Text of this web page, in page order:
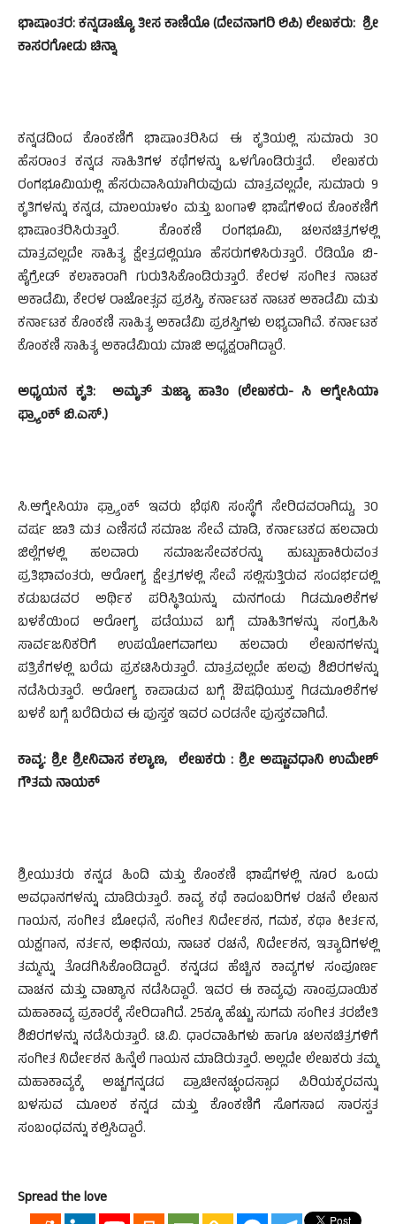
ಭಾಷಾಂತರ: ಕನ್ನಡಾಚ್ಯೊ ತೀಸ ಕಾಣಿಯೊ (ದೇವನಾಗರಿ ಲಿಪಿ) ಲೇಖಕರು: ಶ್ರೀ
ಕಾಸರಗೋಡು ಚಿನ್ನಾ
ಕನ್ನಡದಿಂದ ಕೊಂಕಣಿಗೆ ಭಾಷಾಂತರಿಸಿದ ಈ ಕೃತಿಯಲ್ಲಿ ಸುಮಾರು 30
ಹೆಸರಾಂತ ಕನ್ನಡ ಸಾಹಿತಿಗಳ ಕಥೆಗಳನ್ನು ಒಳಗೊಂಡಿರುತ್ತದೆ. ಲೇಖಕರು
ರಂಗಭೂಮಿಯಲ್ಲಿ ಹೆಸರುವಾಸಿಯಾಗಿರುವುದು ಮಾತ್ರವಲ್ಲದೇ, ಸುಮಾರು 9
ಕೃತಿಗಳನ್ನು ಕನ್ನಡ, ಮಾಲಯಾಳಂ ಮತ್ತು ಬಂಗಾಳಿ ಭಾಷೆಗಳಿಂದ ಕೊಂಕಣಿಗೆ
ಭಾಷಾಂತರಿಸಿರುತ್ತಾರೆ. ಕೊಂಕಣಿ ರಂಗಭೂಮಿ, ಚಲನಚಿತ್ರಗಳಲ್ಲಿ
ಮಾತ್ರವಲ್ಲದೇ ಸಾಹಿತ್ಯ ಕ್ಷೇತ್ರದಲ್ಲಿಯೂ ಹೆಸರುಗಳಿಸಿರುತ್ತಾರೆ. ರೆಡಿಯೊ ಬಿ-
ಹೈಗ್ರೇಡ್ ಕಲಾಕಾರಾಗಿ ಗುರುತಿಸಿಕೊಂಡಿರುತ್ತಾರೆ. ಕೇರಳ ಸಂಗೀತ ನಾಟಕ
ಅಕಾಡೆಮಿ, ಕೇರಳ ರಾಜೋತ್ಸವ ಪ್ರಶಸ್ತಿ, ಕರ್ನಾಟಕ ನಾಟಕ ಅಕಾಡೆಮಿ ಮತು
ಕರ್ನಾಟಕ ಕೊಂಕಣಿ ಸಾಹಿತ್ಯ ಅಕಾಡೆಮಿ ಪ್ರಶಸ್ತಿಗಳು ಲಭ್ಯವಾಗಿವೆ. ಕರ್ನಾಟಕ
ಕೊಂಕಣಿ ಸಾಹಿತ್ಯ ಅಕಾಡೆಮಿಯ ಮಾಜಿ ಅಧ್ಯಕ್ಷರಾಗಿದ್ದಾರೆ.
ಅಧ್ಯಯನ ಕೃತಿ:
ಅಮೃತ್ ತುಜ್ಯಾ ಹಾತಿಂ (ಲೇಖಕರು- ಸಿ ಆಗ್ನೇಸಿಯಾ
ಫ್ರ್ಯಾಂಕ್ ಬಿ.ಎಸ್.)
ಸಿ.ಆಗ್ನೇಸಿಯಾ ಫ್ರ್ಯಾಂಕ್ ಇವರು ಭೆಥನಿ ಸಂಸ್ಥೆಗೆ ಸೇರಿದವರಾಗಿದ್ದು, 30
ವರ್ಷ ಜಾತಿ ಮತ ಎಣಿಸದೆ ಸಮಾಜ ಸೇವೆ ಮಾಡಿ, ಕರ್ನಾಟಕದ ಹಲವಾರು
ಜಿಲ್ಲೆಗಳಲ್ಲಿ ಹಲವಾರು ಸಮಾಜಸೇವಕರನ್ನು ಹುಟ್ಟುಹಾಕಿರುವಂತ
ಪ್ರತಿಭಾವಂತರು, ಆರೋಗ್ಯ ಕ್ಷೇತ್ರಗಳಲ್ಲಿ ಸೇವೆ ಸಲ್ಲಿಸುತ್ತಿರುವ ಸಂದರ್ಭದಲ್ಲಿ
ಕಡುಬಡವರ ಅರ್ಥಿಕ ಪರಿಸ್ಥಿತಿಯನ್ನು ಮನಗಂಡು ಗಿಡಮೂಲಿಕೆಗಳ
ಬಳಕೆಯಿಂದ ಆರೋಗ್ಯ ಪಡೆಯುವ ಬಗ್ಗೆ ಮಾಹಿತಿಗಳನ್ನು ಸಂಗ್ರಹಿಸಿ
ಸಾರ್ವಜನಿಕರಿಗೆ ಉಪಯೋಗವಾಗಲು ಹಲವಾರು ಲೇಖನಗಳನ್ನು
ಪತ್ರಿಕೆಗಳಲ್ಲಿ ಬರೆದು ಪ್ರಕಟಿಸಿರುತ್ತಾರೆ. ಮಾತ್ರವಲ್ಲದೇ ಹಲವು ಶಿಬಿರಗಳನ್ನು
ನಡೆಸಿರುತ್ತಾರೆ. ಆರೋಗ್ಯ ಕಾಪಾಡುವ ಬಗ್ಗೆ ಔಷಧಿಯುಕ್ತ ಗಿಡಮೂಲಿಕೆಗಳ
ಬಳಕೆ ಬಗ್ಗೆ ಬರೆದಿರುವ ಈ ಪುಸ್ತಕ ಇವರ ಎರಡನೇ ಪುಸ್ತಕವಾಗಿದೆ.
ಕಾವ್ಯ: ಶ್ರೀ ಶ್ರೀನಿವಾಸ ಕಲ್ಯಾಣ, ಲೇಖಕರು : ಶ್ರೀ ಅಷ್ಟಾವಧಾನಿ ಉಮೇಶ್
ಗೌತಮ ನಾಯಕ್
ಶ್ರೀಯುತರು ಕನ್ನಡ ಹಿಂದಿ ಮತ್ತು ಕೊಂಕಣಿ ಭಾಷೆಗಳಲ್ಲಿ ನೂರ ಒಂದು
ಅವಧಾನಗಳನ್ನು ಮಾಡಿರುತ್ತಾರೆ. ಕಾವ್ಯ ಕಥೆ ಕಾದಂಬರಿಗಳ ರಚನೆ ಲೇಖನ
ಗಾಯನ, ಸಂಗೀತ ಬೋಧನೆ, ಸಂಗೀತ ನಿರ್ದೇಶನ, ಗಮಕ, ಕಥಾ ಕೀರ್ತನ,
ಯಕ್ಷಗಾನ, ನರ್ತನ, ಅಭಿನಯ, ನಾಟಕ ರಚನೆ, ನಿರ್ದೇಶನ, ಇತ್ಯಾದಿಗಳಲ್ಲಿ
ತಮ್ಮನ್ನು ತೊಡಗಿಸಿಕೊಂಡಿದ್ದಾರೆ. ಕನ್ನಡದ ಹೆಚ್ಚಿನ ಕಾವ್ಯಗಳ ಸಂಪೂರ್ಣ
ವಾಚನ ಮತ್ತು ವಾಖ್ಯಾನ ನಡೆಸಿದ್ದಾರೆ. ಇವರ ಈ ಕಾವ್ಯವು ಸಾಂಪ್ರದಾಯಿಕ
ಮಹಾಕಾವ್ಯ ಪ್ರಕಾರಕ್ಕೆ ಸೇರಿದಾಗಿದೆ. 25ಕ್ಕೂ ಹೆಚ್ಚು ಸುಗಮ ಸಂಗೀತ ತರಬೇತಿ
ಶಿಬಿರಗಳನ್ನು ನಡೆಸಿರುತ್ತಾರೆ. ಟಿ.ವಿ. ಧಾರವಾಹಿಗಳು ಹಾಗೂ ಚಲನಚಿತ್ರಗಳಿಗೆ
ಸಂಗೀತ ನಿರ್ದೇಶನ ಹಿನ್ನೆಲೆ ಗಾಯನ ಮಾಡಿರುತ್ತಾರೆ. ಅಲ್ಲದೇ ಲೇಖಕರು ತಮ್ಮ
ಮಹಾಕಾವ್ಯಕ್ಕೆ ಅಚ್ಚಗನ್ನಡದ ಪ್ರಾಚೀನಚ್ಛಂದಸ್ಸಾದ ಪಿರಿಯಕ್ಕರವನ್ನು
ಬಳಸುವ ಮೂಲಕ ಕನ್ನಡ ಮತ್ತು ಕೊಂಕಣಿಗೆ ಸೊಗಸಾದ ಸಾರಸ್ವತ
ಸಂಬಂಧವನ್ನು ಕಲ್ಪಿಸಿದ್ದಾರೆ.
Spread the love